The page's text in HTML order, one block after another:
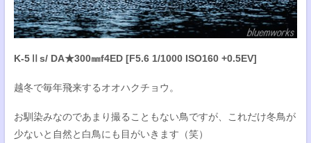
K-5Ⅱs/ DA★300㎜f4ED [F5.6 1/1000 ISO160 +0.5EV]
越冬で毎年飛来するオオハクチョウ。
お馴染みなのであまり撮ることもない鳥ですが、これだけ冬鳥が
少ないと自然と白鳥にも目がいきます（笑）